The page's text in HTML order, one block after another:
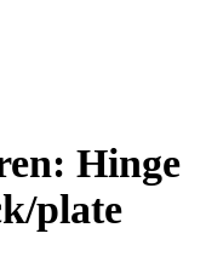
Hinge
plate